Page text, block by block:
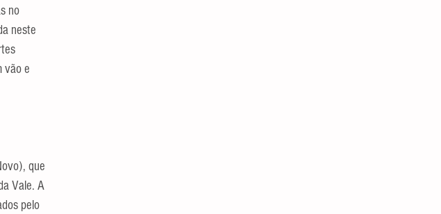
no
neste
vão e
que
Vale. A
pelo